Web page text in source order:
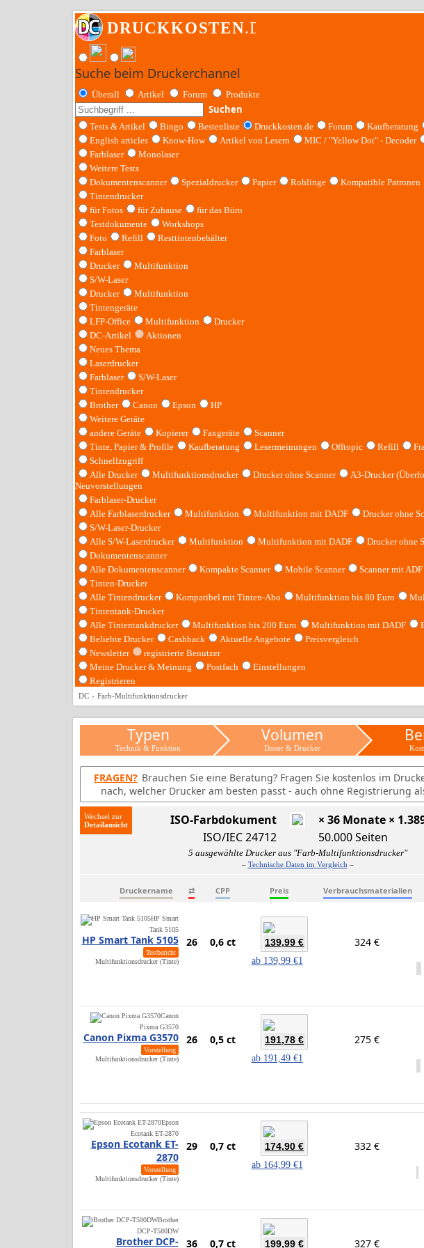
Suche beim Druckerchannel
Überall Artikel Forum Produkte
Suchen
Tests & Artikel Bingo Bestenliste Druckkosten.de Forum Kaufberatung
English articles
Know-How Artikel von Lesern MIC / "Yellow Dot" - Decoder
Farblaser
Monolaser
Weitere Tests
Dokumentenscanner
Spezialdrucker Papier Rohlinge
Kompatible Patronen
Tintendrucker
für Fotos
für Zuhause
für das Büro
Testdokumente
Workshops
Foto
Refill
Resttintenbehälter
Farblaser
Drucker
Multifunktion
S/W-Laser
Drucker
Multifunktion
Tintengeräte
LFP-Office
Multifunktion
Drucker
DC-Artikel
Aktionen
Neues Thema
Laserdrucker
Farblaser
S/W-Laser
Tintendrucker
Brother
Canon Epson
HP
Weitere Geräte
andere Geräte
Kopierer Faxgeräte
Scanner
Tinte, Papier & Profile
Kaufberatung Lesermeinungen Offtopic Refill
Schnellzugriff
Alle Drucker
Multifunktionsdrucker Drucker ohne Scanner A3-Drucker
Neuvorstellungen
Farblaser-Drucker
Alle Farblaserdrucker
Multifunktion Multifunktion mit DADF
Drucker ohne
S/W-Laser-Drucker
Alle S/W-Laserdrucker
Multifunktion Multifunktion mit DADF
Drucker ohne
Dokumentenscanner
Alle Dokumentenscanner
Kompakte Scanner Mobile Scanner Scanner mit
Tinten-Drucker
Alle Tintendrucker
Kompatibel mit Tinten-Abo Multifunktion bis 80 Euro
Tintentank-Drucker
Alle Tintentankdrucker
Multifunktion bis 200 Euro Multifunktion mit DADF
Beliebte Drucker
Cashback Aktuelle Angebote
Preisvergleich
Newsletter
registrierte Benutzer
Meine Drucker & Meinung
Postfach
Einstellungen
Registrieren
DC Farb-Multifunktionsdrucker
Typen
Technik & Funktion
Volumen
Dauer & Drucker
FRAGEN? Brauchen Sie eine Beratung? Fragen Sie kostenlos im
nach, welcher Drucker am besten passt - auch ohne Registrierung
Wechsel zur
ISO-Farbdokument
ISO/IEC 24712
× 36 Monate ×
50.000 Seiten
5 ausgewählte Drucker aus "Farb-Multifunktionsdrucker"
– Technische Daten im Vergleich –
Druckername ⇄ CPP Preis Verbrauchsmaterialien
HP Smart
Tank 5105
HP Smart Tank 5105
Testbericht
Multifunktionsdrucker (Tinte)
26 0,6 ct 139,99 €
ab 139,99 €1
324 €
Canon
Pixma G3570
Canon Pixma G3570
Vorstellung
Multifunktionsdrucker (Tinte)
26 0,5 ct 191,78 €
ab 191,49 €1
275 €
Epson
Ecotank ET-2870
Epson Ecotank ET-
2870
Vorstellung
Multifunktionsdrucker (Tinte)
29 0,7 ct 174,90 €
ab 164,99 €1
332 €
Brother
DCP-T580DW
Brother DCP- 36 0,7 ct 199,99 € 327 €